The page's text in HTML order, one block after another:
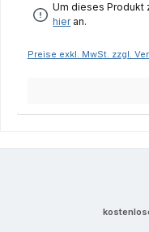
Um dieses Produkt
hieran.
Preise exkl. MwSt. zzgl.